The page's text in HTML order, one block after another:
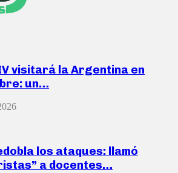
visitará la Argentina en
un…
los ataques: llamó
a docentes…